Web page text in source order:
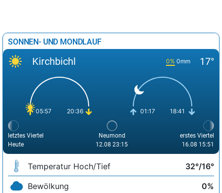
SONNEN- UND MONDLAUF
Kirchbichl 0% 0mm 17°
05:57 20:36 01:17 18:41
letztes Viertel
Heute
Neumond
12.08 23:15
erstes Viertel
16.08 15:51
Temperatur Hoch/Tief
32°/16°
Bewölkung
0%